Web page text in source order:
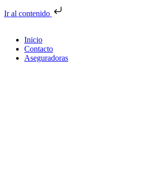
Ir al contenido
Inicio
Contacto
Aseguradoras